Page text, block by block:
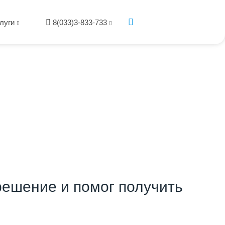
8(033)3-833-733
и помог получить